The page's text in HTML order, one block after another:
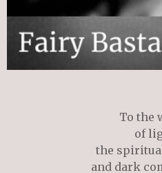
To the
of
the
and dark